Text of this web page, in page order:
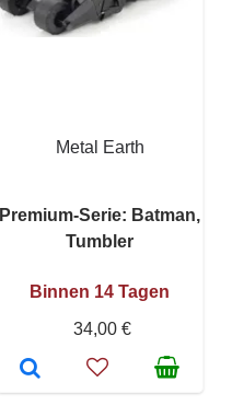
Metal Earth
Premium-Serie: Batman,
Tumbler
Binnen 14 Tagen
34,00 €